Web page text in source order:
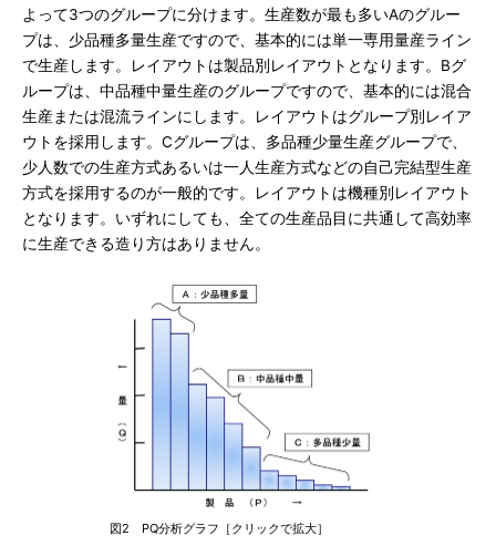
よって3つのグループに分けます。生産数が最も多いAのグルー
プは、少品種多量生産ですので、基本的には単一専用量産ライン
で生産します。レイアウトは製品別レイアウトとなります。Bグ
ループは、中品種中量生産のグループですので、基本的には混合
生産または混流ラインにします。レイアウトはグループ別レイア
ウトを採用します。Cグループは、多品種少量生産グループで、
少人数での生産方式あるいは一人生産方式などの自己完結型生産
方式を採用するのが一般的です。レイアウトは機種別レイアウト
となります。いずれにしても、全ての生産品目に共通して高効率
に生産できる造り方はありません。
図2 PQ分析グラフ［クリックで拡大］